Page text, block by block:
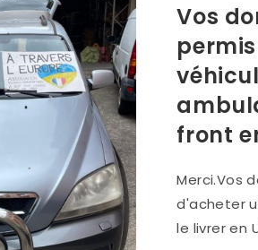
Vos
front
Merci.Vos
d'acheter
le livrer en